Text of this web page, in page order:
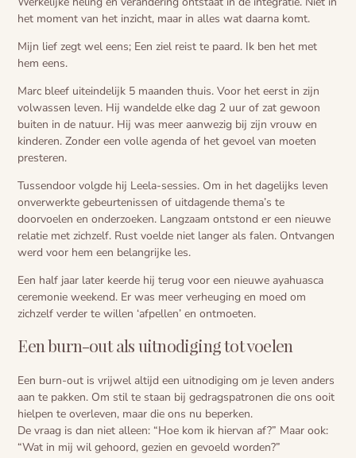
het moment van het inzicht, maar in alles wat daarna komt.
Mijn lief zegt wel eens; Een ziel reist te paard. Ik ben het met
hem eens.
Marc bleef uiteindelijk 5 maanden thuis. Voor het eerst in zijn
volwassen leven. Hij wandelde elke dag 2 uur of zat gewoon
buiten in de natuur. Hij was meer aanwezig bij zijn vrouw en
kinderen. Zonder een volle agenda of het gevoel van moeten
presteren.
Tussendoor volgde hij Leela-sessies. Om in het dagelijks leven
onverwerkte gebeurtenissen of uitdagende thema’s te
doorvoelen en onderzoeken. Langzaam ontstond er een nieuwe
relatie met zichzelf. Rust voelde niet langer als falen. Ontvangen
werd voor hem een belangrijke les.
Een half jaar later keerde hij terug voor een nieuwe ayahuasca
ceremonie weekend. Er was meer verheuging en moed om
zichzelf verder te willen ‘afpellen’ en ontmoeten.
Een burn-out als uitnodiging tot voelen
Een burn-out is vrijwel altijd een uitnodiging om je leven anders
aan te pakken. Om stil te staan bij gedragspatronen die ons ooit
hielpen te overleven, maar die ons nu beperken.
De vraag is dan niet alleen: “Hoe kom ik hiervan af?” Maar ook:
“Wat in mij wil gehoord, gezien en gevoeld worden?”